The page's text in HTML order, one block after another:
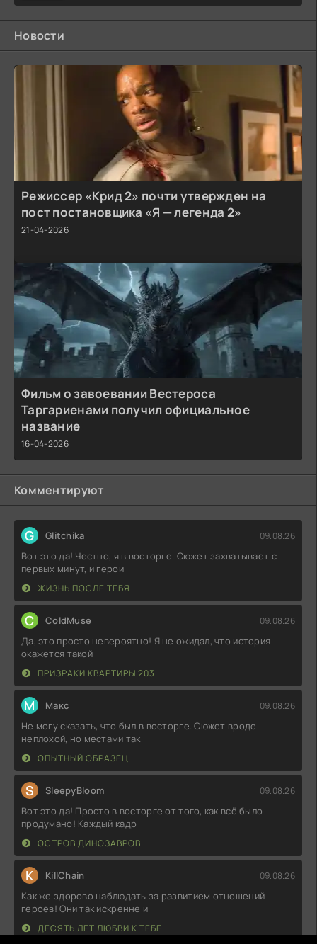
Новости
Режиссер «Крид 2» почти утвержден на
пост постановщика «Я — легенда 2»
21-04-2026
Фильм о завоевании Вестероса
Таргариенами получил официальное
название
16-04-2026
Комментируют
G Glitchika 09.08.26
Вот это да! Честно, я в восторге. Сюжет захватывает с
первых минут, и герои
ЖИЗНЬ ПОСЛЕ ТЕБЯ
C ColdMuse 09.08.26
Да, это просто невероятно! Я не ожидал, что история
окажется такой
ПРИЗРАКИ КВАРТИРЫ 203
М Макс 09.08.26
Не могу сказать, что был в восторге. Сюжет вроде
неплохой, но местами так
ОПЫТНЫЙ ОБРАЗЕЦ
S SleepyBloom 09.08.26
Вот это да! Просто в восторге от того, как всё было
продумано! Каждый кадр
ОСТРОВ ДИНОЗАВРОВ
K KillChain 09.08.26
Как же здорово наблюдать за развитием отношений
героев! Они так искренне и
ДЕСЯТЬ ЛЕТ ЛЮБВИ К ТЕБЕ